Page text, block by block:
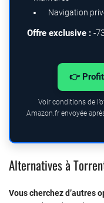
Navigation
Offre exclusive : -
👉
Voir conditions de
Amazon.fr envoyée
Alternatives à
Vous cherchez d’autres